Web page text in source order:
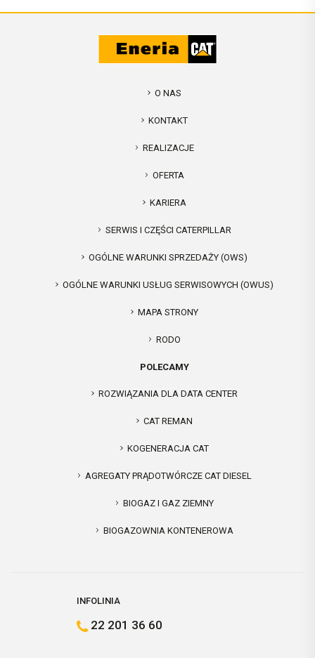
O NAS
KONTAKT
REALIZACJE
OFERTA
KARIERA
SERWIS I CZĘŚCI CATERPILLAR
OGÓLNE WARUNKI SPRZEDAŻY (OWS)
OGÓLNE WARUNKI USŁUG SERWISOWYCH (OWUS)
MAPA STRONY
RODO
POLECAMY
ROZWIĄZANIA DLA DATA CENTER
CAT REMAN
KOGENERACJA CAT
AGREGATY PRĄDOTWÓRCZE CAT DIESEL
BIOGAZ I GAZ ZIEMNY
BIOGAZOWNIA KONTENEROWA
INFOLINIA
22 201 36 60